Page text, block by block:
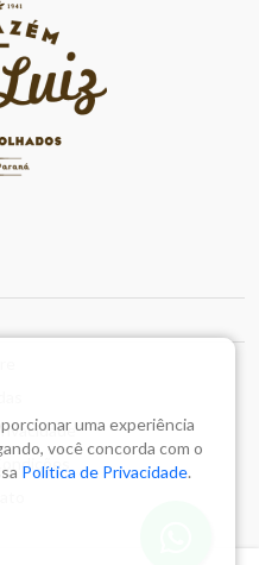
uma experiência
você concorda com o
Política de Privacidade.